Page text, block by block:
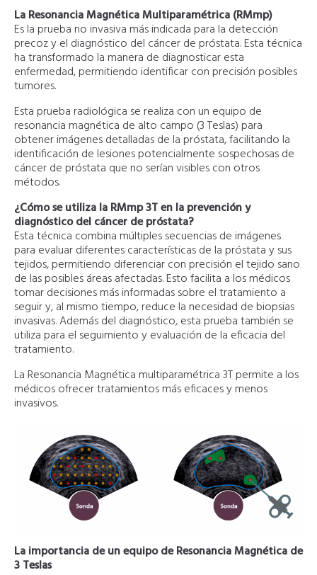
La Resonancia Magnética Multiparamétrica (RMmp)
Es la prueba no invasiva más indicada para la detección
precoz y el diagnóstico del cáncer de próstata. Esta técnica
ha transformado la manera de diagnosticar esta
enfermedad, permitiendo identificar con precisión posibles
tumores.
Esta prueba radiológica se realiza con un equipo de
resonancia magnética de alto campo (3 Teslas) para
obtener imágenes detalladas de la próstata, facilitando la
identificación de lesiones potencialmente sospechosas de
cáncer de próstata que no serían visibles con otros
métodos.
¿Cómo se utiliza la RMmp 3T en la prevención y
diagnóstico del cáncer de próstata?
Esta técnica combina múltiples secuencias de imágenes
para evaluar diferentes características de la próstata y sus
tejidos, permitiendo diferenciar con precisión el tejido sano
de las posibles áreas afectadas. Esto facilita a los médicos
tomar decisiones más informadas sobre el tratamiento a
seguir y, al mismo tiempo, reduce la necesidad de biopsias
invasivas. Además del diagnóstico, esta prueba también se
utiliza para el seguimiento y evaluación de la eficacia del
tratamiento.
La Resonancia Magnética multiparamétrica 3T permite a los
médicos ofrecer tratamientos más eficaces y menos
invasivos.
La importancia de un equipo de Resonancia Magnética de
3 Teslas